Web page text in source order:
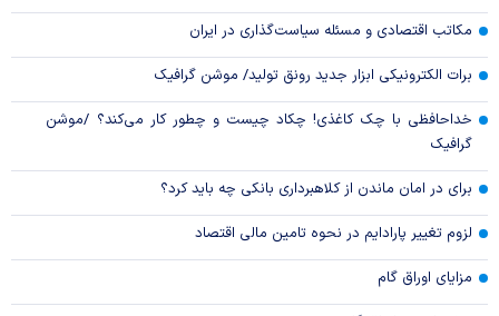
مکاتب اقتصادی و مسئله سیاست‌گذاری در ایران
برات الکترونیکی ابزار جدید رونق تولید/ موشن گرافیک
خداحافظی با چک کاغذی! چکاد چیست و چطور کار می‌کند؟ /موشن
گرافیک
برای در امان ماندن از کلاهبرداری بانکی چه باید کرد؟
لزوم تغییر پارادایم در نحوه تامین مالی اقتصاد
مزایای اوراق گام